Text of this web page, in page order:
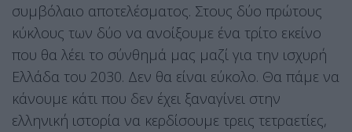
συμβόλαιο αποτελέσματος. Στους δύο πρώτους
κύκλους των δύο να ανοίξουμε ένα τρίτο εκείνο
που θα λέει το σύνθημά μας μαζί για την ισχυρή
Ελλάδα του 2030. Δεν θα είναι εύκολο. Θα πάμε να
κάνουμε κάτι που δεν έχει ξαναγίνει στην
ελληνική ιστορία να κερδίσουμε τρεις τετραετίες,